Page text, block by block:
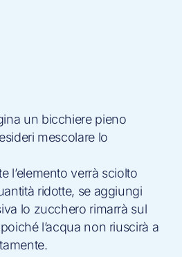
un bicchiere pieno
mescolare lo
l’elemento verrà sciolto
ridotte, se aggiungi
lo zucchero rimarrà sul
l’acqua non riuscirà a